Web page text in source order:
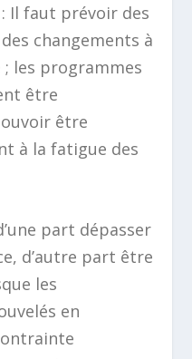
Il faut prévoir des
changements à
les programmes
être
être
à la fatigue des
part dépasser
d’autre part être
les
en